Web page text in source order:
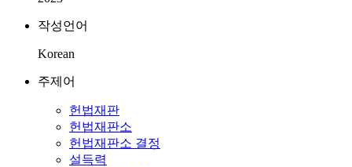
작성언어
Korean
주제어
헌법재판
헌법재판소
헌법재판소 결정
설득력